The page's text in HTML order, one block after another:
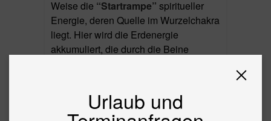
Weise die “Startrampe” spiritueller
Energie, deren Quelle im Wurzelchakra
liegt. Hier wird die Erdenergie
akkumuliert, die durch die Beine
stehe ich ein”. Auch hat dieser Bereich
mit Stabilität, Stütze, Sexualität und
Urlaub und